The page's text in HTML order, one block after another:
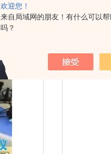
欢迎您！
来自局域网的朋友！有什么可以帮
吗？